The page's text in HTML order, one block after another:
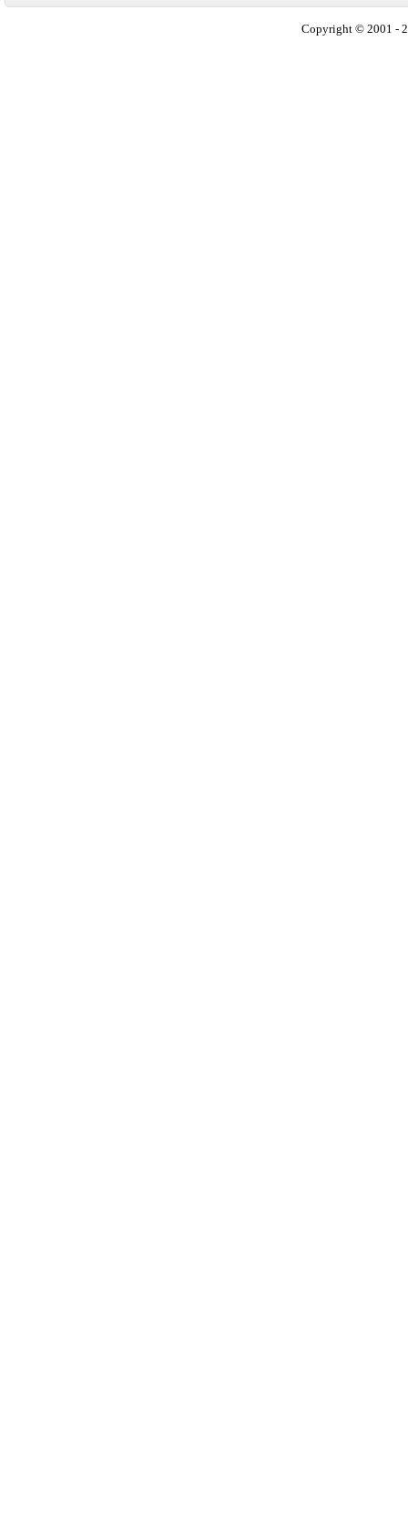
Copyright © 2001 -